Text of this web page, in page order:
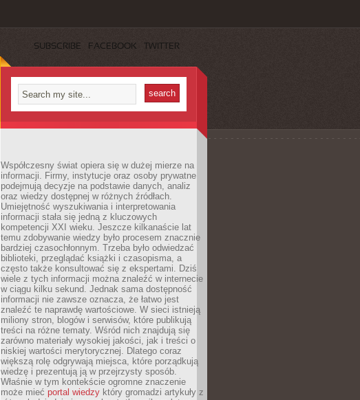
SUBSCRIBE FACEBOOK TWITTER
Współczesny świat opiera się w dużej mierze na
informacji. Firmy, instytucje oraz osoby prywatne
podejmują decyzje na podstawie danych, analiz
oraz wiedzy dostępnej w różnych źródłach.
Umiejętność wyszukiwania i interpretowania
informacji stała się jedną z kluczowych
kompetencji XXI wieku. Jeszcze kilkanaście lat
temu zdobywanie wiedzy było procesem znacznie
bardziej czasochłonnym. Trzeba było odwiedzać
biblioteki, przeglądać książki i czasopisma, a
często także konsultować się z ekspertami. Dziś
wiele z tych informacji można znaleźć w internecie
w ciągu kilku sekund. Jednak sama dostępność
informacji nie zawsze oznacza, że łatwo jest
znaleźć te naprawdę wartościowe. W sieci istnieją
miliony stron, blogów i serwisów, które publikują
treści na różne tematy. Wśród nich znajdują się
zarówno materiały wysokiej jakości, jak i treści o
niskiej wartości merytorycznej. Dlatego coraz
większą rolę odgrywają miejsca, które porządkują
wiedzę i prezentują ją w przejrzysty sposób.
Właśnie w tym kontekście ogromne znaczenie
może mieć portal wiedzy który gromadzi artykuły z